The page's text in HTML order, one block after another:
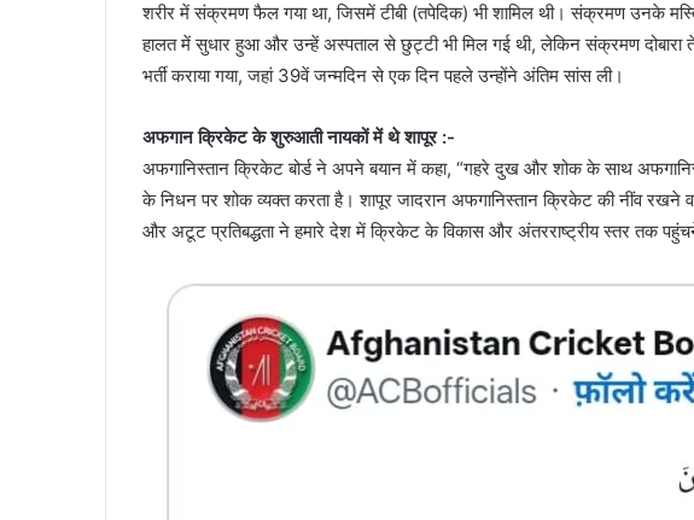
शरीर में संक्रमण फैल गया था, जिसमें टीबी (तपेदिक) भी शामिल थी। संक्रमण उनके
हालत में सुधार हुआ और उन्हें अस्पताल से छुट्टी भी मिल गई थी, लेकिन संक्रमण
भर्ती कराया गया, जहां 39वें जन्मदिन से एक दिन पहले उन्होंने अंतिम सांस ली।
अफगान क्रिकेट के शुरुआती नायकों में थे शापूर :-
अफगानिस्तान क्रिकेट बोर्ड ने अपने बयान में कहा, “गहरे दुख और शोक के साथ
के निधन पर शोक व्यक्त करता है। शापूर जादरान अफगानिस्तान क्रिकेट की नींव
और अटूट प्रतिबद्धता ने हमारे देश में क्रिकेट के विकास और अंतरराष्ट्रीय स्तर तक पहुंचने